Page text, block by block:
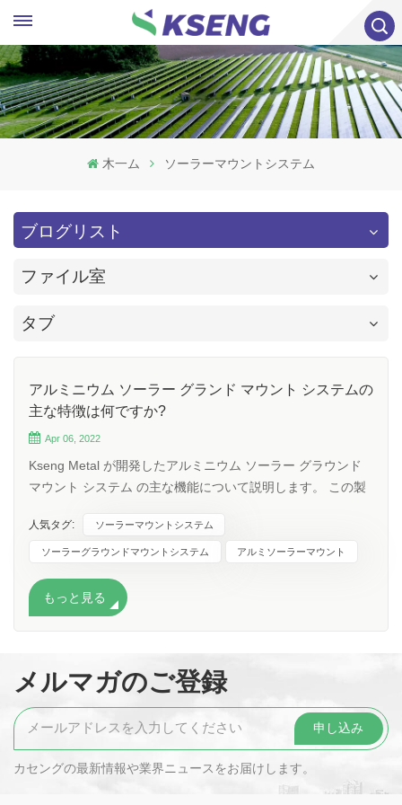
木一ム ソーラーマウントシステム
ブログリスト
ファイル室
タブ
アルミニウム ソーラー グランド マウント システムの
主な特徴は何ですか?
Apr 06, 2022
Kseng Metal が開発したアルミニウム ソーラー グラウンド
マウント システム の主な機能について説明します。 この製
ーションです。汎用性の高い設計は、コンクリートおよびグ
ラウンド スクリュー基礎タイプと互換性があり、水平および
レーム付きモジュールの両方に適しています。 よく考え抜か
れた設計と実証済みの素材により、信頼性の高いパフォーマ
し、時間あたり最大 216 キロメートルの風力と平方メートル
天候に耐えるために陽極酸化および亜鉛メッキを施し、少な
くとも 25 年と推定される、持続的でトラブルのない耐用年
数。 主要なシステム材料としてアルミニウムを選択すること
により、この製品は軽量で頑丈になり、輸送と設置が容易に
人気タグ: ソーラーマウントシステム
ソーラーグラウンドマウントシステム アルミソーラーマウント
もっと見る
メルマガのご登録
カセングの最新情報や業界ニュースをお届けします。